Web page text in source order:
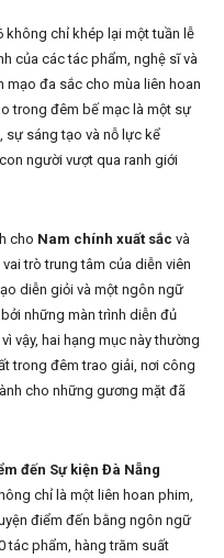
không chỉ khép lại một tuần lễ
của các tác phẩm, nghệ sĩ và
mạo đa sắc cho mùa liên hoan
trong đêm bế mạc là một sự
sự sáng tạo và nỗ lực kể
người vượt qua ranh giới
cho Nam chính xuất sắc và
trò trung tâm của diễn viên
diễn giỏi và một ngôn ngữ
những màn trình diễn đủ
vậy, hai hạng mục này thường
trong đêm trao giải, nơi công
cho những gương mặt đã
đến Sự kiện Đà Nẵng
chỉ là một liên hoan phim,
điểm đến bằng ngôn ngữ
tác phẩm, hàng trăm suất